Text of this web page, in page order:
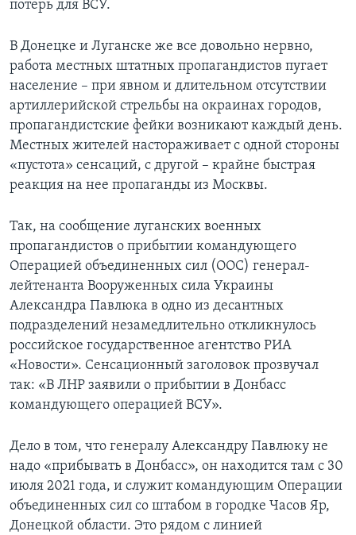
потерь для ВСУ.
В Донецке и Луганске же все довольно нервно,
работа местных штатных пропагандистов пугает
население – при явном и длительном отсутствии
артиллерийской стрельбы на окраинах городов,
пропагандистские фейки возникают каждый день.
Местных жителей настораживает с одной стороны
«пустота» сенсаций, с другой – крайне быстрая
реакция на нее пропаганды из Москвы.
Так, на сообщение луганских военных
пропагандистов о прибытии командующего
Операцией объединенных сил (ООС) генерал-
лейтенанта Вооруженных сила Украины
Александра Павлюка в одно из десантных
подразделений незамедлительно откликнулось
российское государственное агентство РИА
«Новости». Сенсационный заголовок прозвучал
так: «В ЛНР заявили о прибытии в Донбасс
командующего операцией ВСУ».
Дело в том, что генералу Александру Павлюку не
надо «прибывать в Донбасс», он находится там с 30
июля 2021 года, и служит командующим Операции
объединенных сил со штабом в городке Часов Яр,
Донецкой области. Это рядом с линией